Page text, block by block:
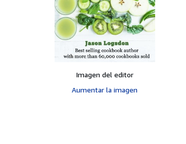
Imagen del editor
Aumentar la imagen